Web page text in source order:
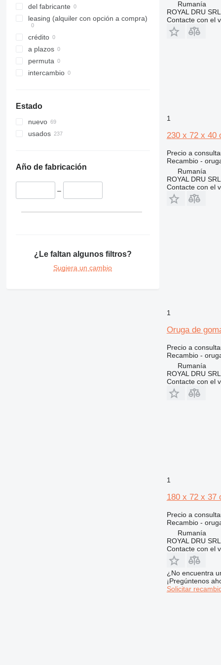
307
308
312
313
314
315
319
320
323
324
340
533
535
537
540
541
550
8015
8016
8026
8030
8055
8056
del fabricante
leasing (alquiler con opción a compra)
crédito
a plazos
permuta
intercambio
Estado
nuevo
usados
Año de fabricación
–
¿Le faltan algunos filtros?
Sugiera un cambio
Rumanía
ROYAL DRU SRL
Contacte con el
1
230 x 72 x 40
Precio a
Recambio -
Rumanía
ROYAL DRU SRL
Contacte con el
1
Oruga de
Precio a
Recambio -
Rumanía
ROYAL DRU SRL
Contacte con el
1
180 x 72 x 37
Precio a
Recambio -
Rumanía
ROYAL DRU SRL
Contacte con el
¿No encuentra
¡Pregúntenos
Solicitar